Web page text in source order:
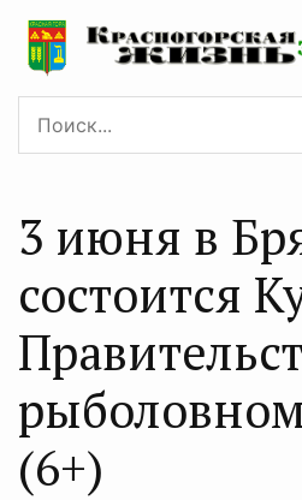
3 июня в
состоится
(6+)